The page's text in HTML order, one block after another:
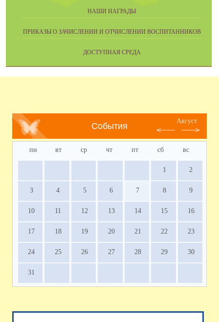
НАШИ НАГРАДЫ
ПРИКАЗЫ О ЗАЧИСЛЕНИИ И ОТЧИСЛЕНИИ ВОСПИТАННИКОВ
ДОСТУПНАЯ СРЕДА
События
Август
пн вт ср чт пт сб вс
1 2
3 4 5 6 7 8 9
10 11 12 13 14 15 16
17 18 19 20 21 22 23
24 25 26 27 28 29 30
31